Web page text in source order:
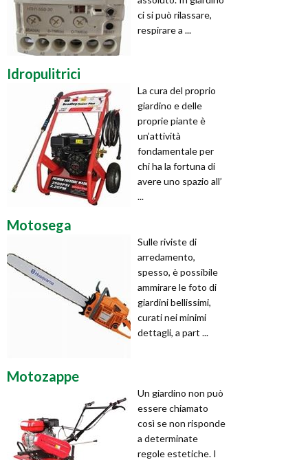
ci si può rilassare,
respirare a ...
Idropulitrici
La cura del proprio
giardino e delle
proprie piante è
un’attività
fondamentale per
chi ha la fortuna di
avere uno spazio all’
...
Motosega
Sulle riviste di
arredamento,
spesso, è possibile
ammirare le foto di
giardini bellissimi,
curati nei minimi
dettagli, a part ...
Motozappe
Un giardino non può
essere chiamato
così se non risponde
a determinate
regole estetiche. I